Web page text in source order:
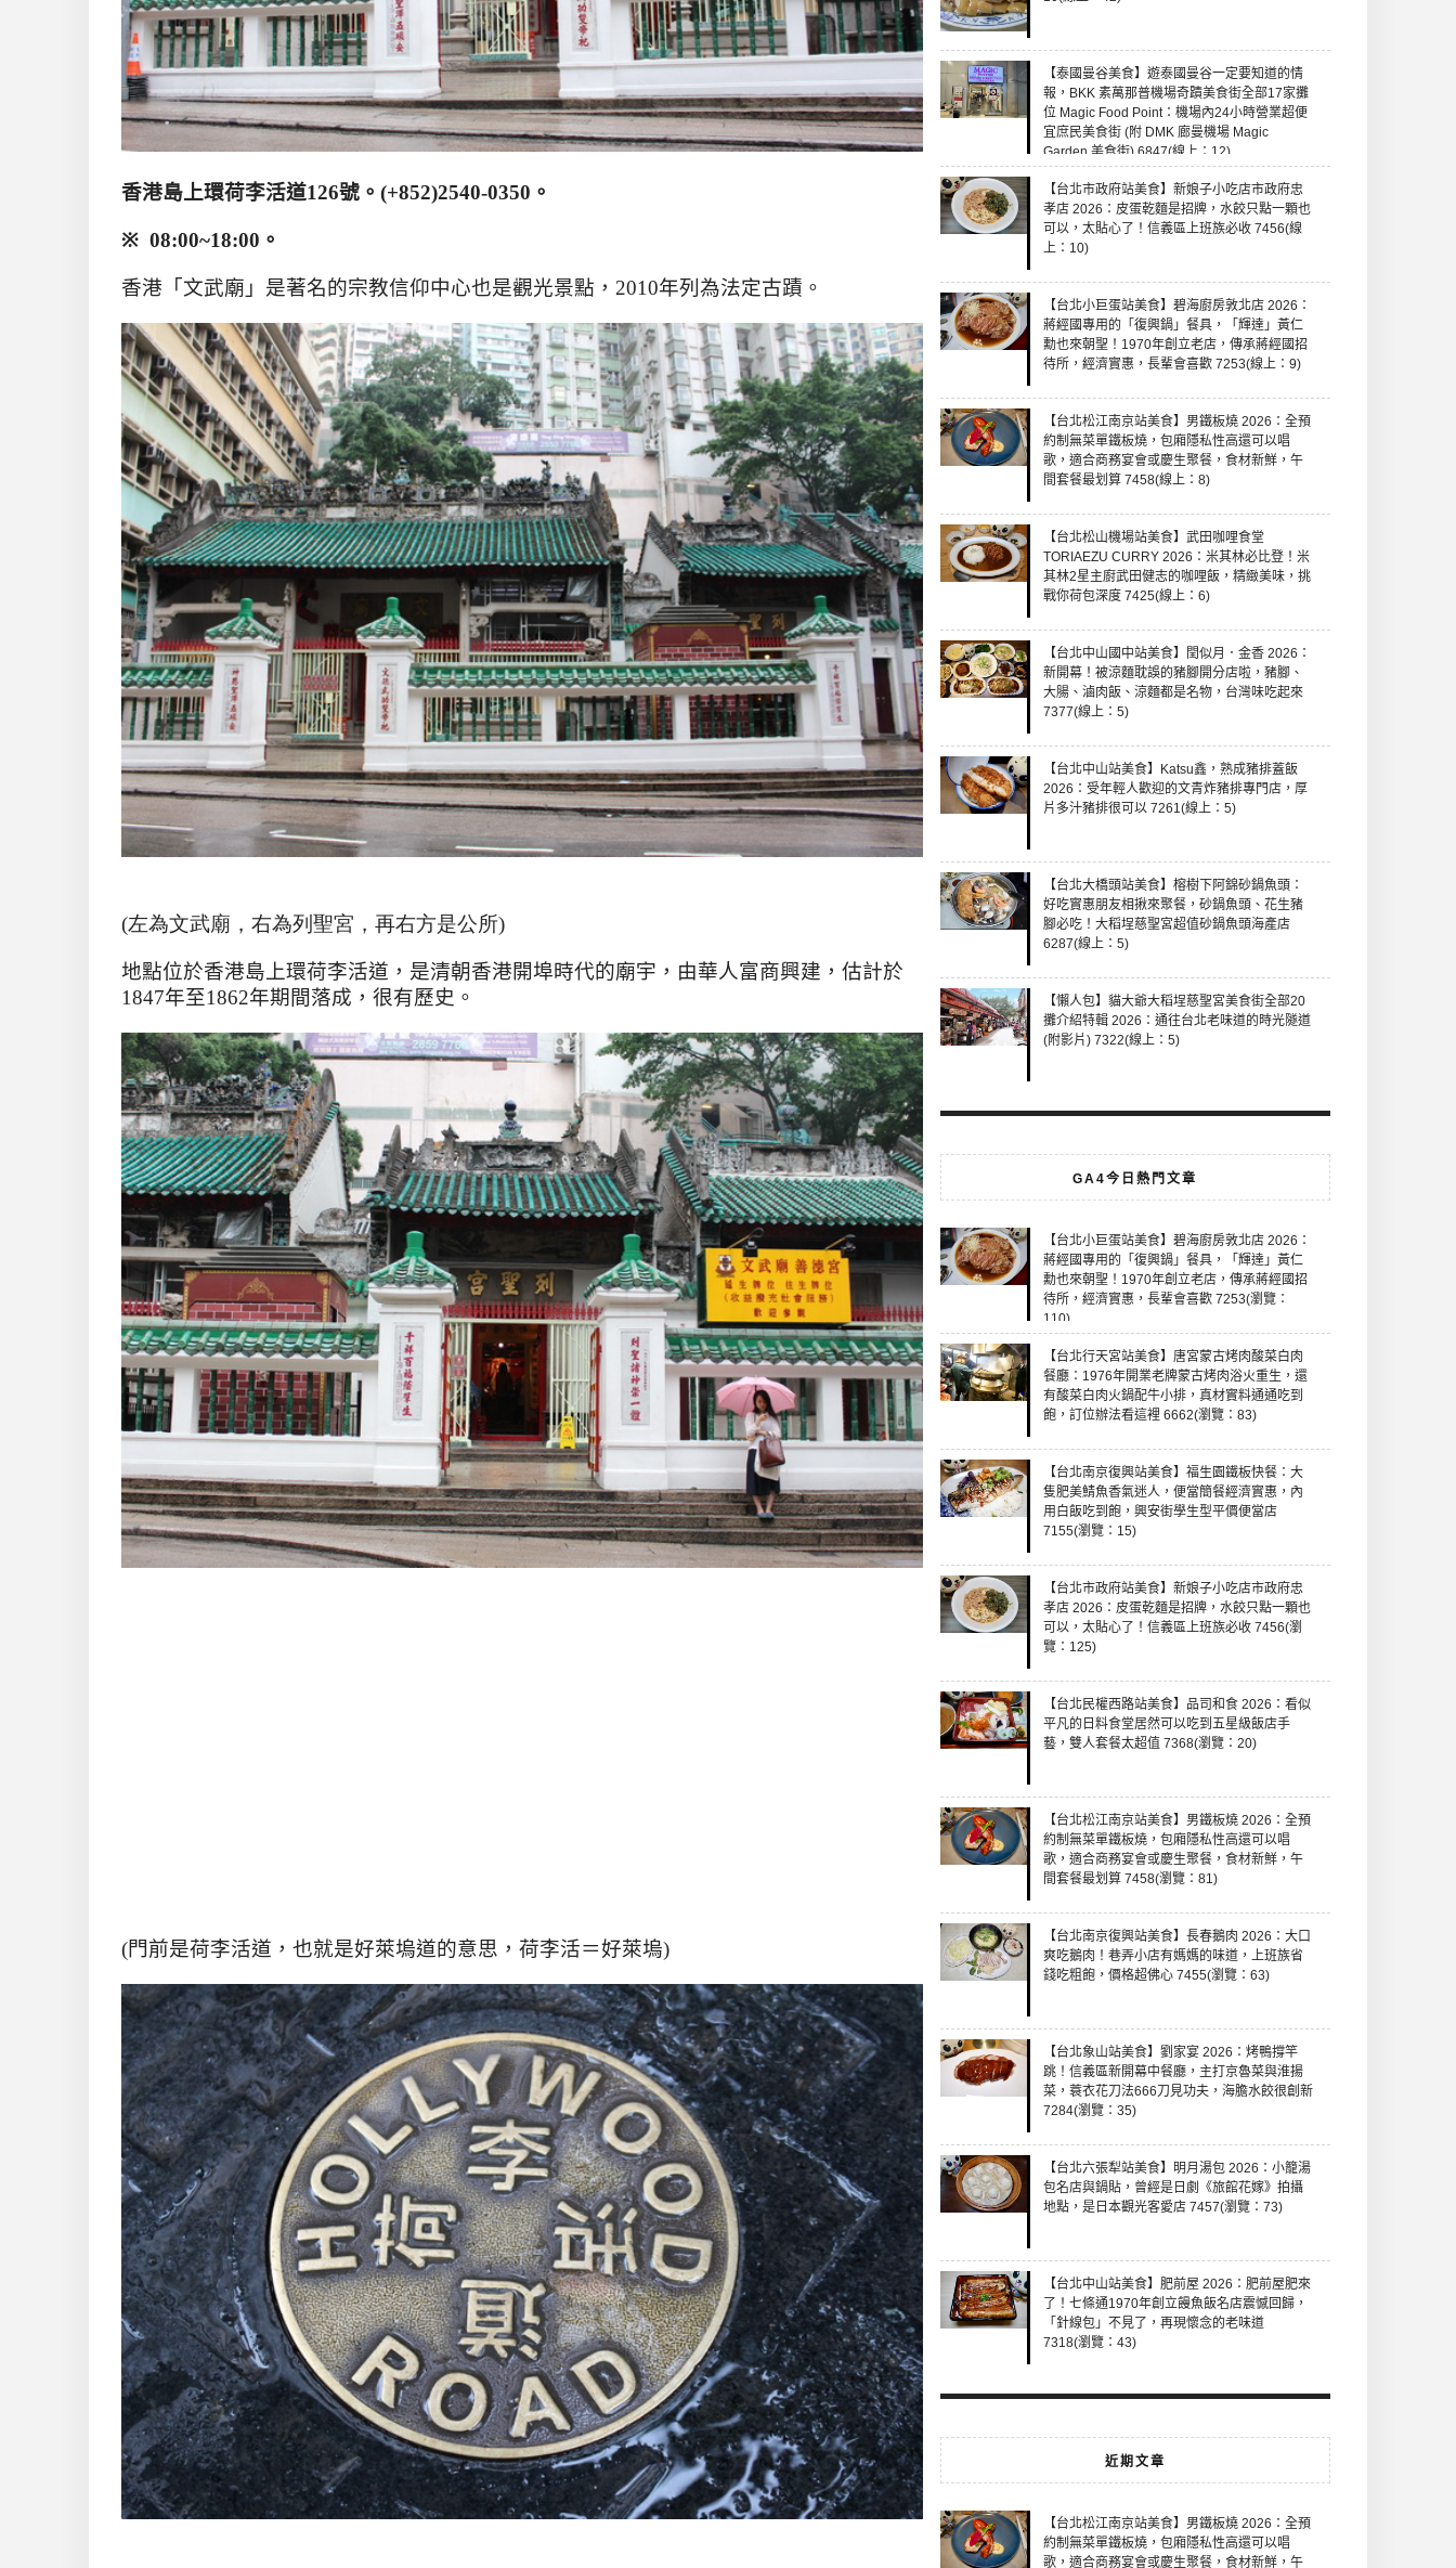
香港島上環荷李活道126號。 (+852)2540-0350 。
※ 08:00~18:00 。
香港「文武廟」是著名的宗教信仰中心也是觀光景點， 2010年列為法定古蹟。
(左為文武廟，右為列聖宮，再右方是公所)
地點位於香港島上環荷李活道，是清朝香港開埠時代的廟宇，由華人富商興建，估計於
1847年至1862年期間落成，很有歷史。
(門前是荷李活道，也就是好萊塢道的意思，荷李活＝好萊塢)
【泰國曼谷美食】遊泰國曼谷一定要知道的情
報，BKK 素萬那普機場奇蹟美食街全部17家攤
位 Magic Food Point：機場內24小時營業超便
宜庶民美食街 (附 DMK 廊曼機場 Magic
Garden 美食街) 6847(線上：12)
【台北市政府站美食】新娘子小吃店市政府忠
孝店 2026：皮蛋乾麵是招牌，水餃只點一顆也
可以，太貼心了！信義區上班族必收 7456(線
上：10)
【台北小巨蛋站美食】碧海廚房敦北店 2026：
蔣經國專用的「復興鍋」餐具，「輝達」黃仁
勳也來朝聖！1970年創立老店，傳承蔣經國招
待所，經濟實惠，長輩會喜歡 7253(線上：9)
【台北松江南京站美食】男鐵板燒 2026：全預
約制無菜單鐵板燒，包廂隱私性高還可以唱
歌，適合商務宴會或慶生聚餐，食材新鮮，午
間套餐最划算 7458(線上：8)
【台北松山機場站美食】武田咖哩食堂
TORIAEZU CURRY 2026：米其林必比登！米
其林2星主廚武田健志的咖哩飯，精緻美味，挑
戰你荷包深度 7425(線上：6)
【台北中山國中站美食】閏似月．金香 2026：
新開幕！被涼麵耽誤的豬腳開分店啦，豬腳、
大腸、滷肉飯、涼麵都是名物，台灣味吃起來
7377(線上：5)
【台北中山站美食】Katsu鑫，熟成豬排蓋飯
2026：受年輕人歡迎的文青炸豬排專門店，厚
片多汁豬排很可以 7261(線上：5)
【台北大橋頭站美食】榕樹下阿錦砂鍋魚頭：
好吃實惠朋友相揪來聚餐，砂鍋魚頭、花生豬
腳必吃！大稻埕慈聖宮超值砂鍋魚頭海產店
6287(線上：5)
【懶人包】貓大爺大稻埕慈聖宮美食街全部20
攤介紹特輯 2026：通往台北老味道的時光隧道
(附影片) 7322(線上：5)
GA4今日熱門文章
【台北小巨蛋站美食】碧海廚房敦北店 2026：
蔣經國專用的「復興鍋」餐具，「輝達」黃仁
勳也來朝聖！1970年創立老店，傳承蔣經國招
待所，經濟實惠，長輩會喜歡 7253(瀏覽：
110)
【台北行天宮站美食】唐宮蒙古烤肉酸菜白肉
餐廳：1976年開業老牌蒙古烤肉浴火重生，還
有酸菜白肉火鍋配牛小排，真材實料通通吃到
飽，訂位辦法看這裡 6662(瀏覽：83)
【台北南京復興站美食】福生園鐵板快餐：大
隻肥美鯖魚香氣迷人，便當簡餐經濟實惠，內
用白飯吃到飽，興安街學生型平價便當店
7155(瀏覽：15)
【台北市政府站美食】新娘子小吃店市政府忠
孝店 2026：皮蛋乾麵是招牌，水餃只點一顆也
可以，太貼心了！信義區上班族必收 7456(瀏
覽：125)
【台北民權西路站美食】品司和食 2026：看似
平凡的日料食堂居然可以吃到五星級飯店手
藝，雙人套餐太超值 7368(瀏覽：20)
【台北松江南京站美食】男鐵板燒 2026：全預
約制無菜單鐵板燒，包廂隱私性高還可以唱
歌，適合商務宴會或慶生聚餐，食材新鮮，午
間套餐最划算 7458(瀏覽：81)
【台北南京復興站美食】長春鵝肉 2026：大口
爽吃鵝肉！巷弄小店有媽媽的味道，上班族省
錢吃粗飽，價格超佛心 7455(瀏覽：63)
【台北象山站美食】劉家宴 2026：烤鴨撐竿
跳！信義區新開幕中餐廳，主打京魯菜與淮揚
菜，蓑衣花刀法666刀見功夫，海膽水餃很創新
7284(瀏覽：35)
【台北六張犁站美食】明月湯包 2026：小籠湯
包名店與鍋貼，曾經是日劇《旅館花嫁》拍攝
地點，是日本觀光客愛店 7457(瀏覽：73)
【台北中山站美食】肥前屋 2026：肥前屋肥來
了！七條通1970年創立饅魚飯名店震憾回歸，
「針線包」不見了，再現懷念的老味道
7318(瀏覽：43)
近期文章
【台北松江南京站美食】男鐵板燒 2026：全預
約制無菜單鐵板燒，包廂隱私性高還可以唱
歌，適合商務宴會或慶生聚餐，食材新鮮，午